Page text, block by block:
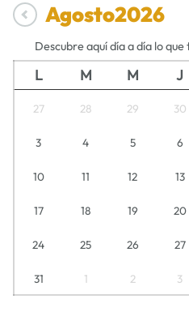
Agosto2026
Descubre aquí día a día lo
L M M J
27 28 29 30
3 4 5 6
10 11 12 13
17 18 19 20
24 25 26 27
31 1 2 3